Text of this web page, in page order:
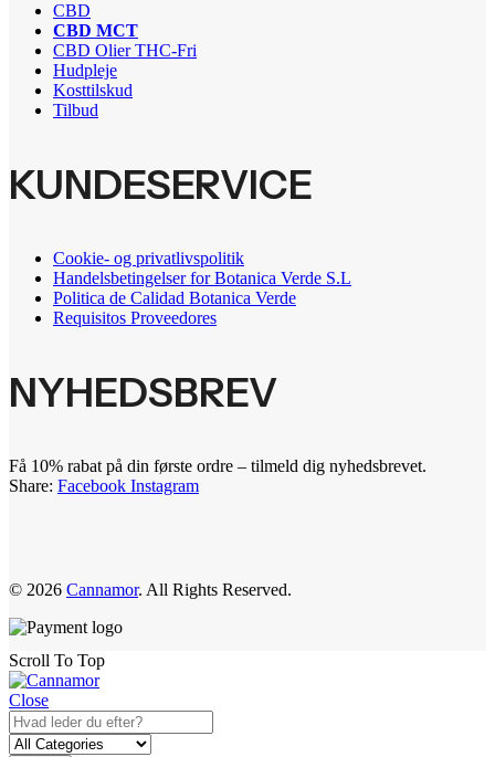
CBD
CBD MCT
CBD Olier THC-Fri
Hudpleje
Kosttilskud
Tilbud
KUNDESERVICE
Cookie- og privatlivspolitik
Handelsbetingelser for Botanica Verde S.L
Politica de Calidad Botanica Verde
Requisitos Proveedores
NYHEDSBREV
Få 10% rabat på din første ordre – tilmeld dig nyhedsbrevet.
Share: Facebook Instagram
© 2026 Cannamor. All Rights Reserved.
Scroll To Top
Close